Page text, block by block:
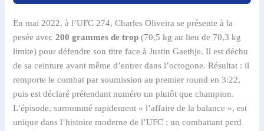
En mai 2022, à l’UFC 274, Charles Oliveira se présente à la
pesée avec200 grammes de trop (70,5 kg au lieu de 70,3 kg
limite) pour défendre son titre face à Justin Gaethje. Il est déchu
de sa ceinture avant même d’entrer dans l’octogone. Résultat : il
remporte le combat par soumission au premier round en 3:22,
puis est déclaré prétendant numéro un plutôt que champion.
L’épisode, surnommé rapidement « l’affaire de la balance », est
unique dans l’histoire moderne de l’UFC : un combattant perd